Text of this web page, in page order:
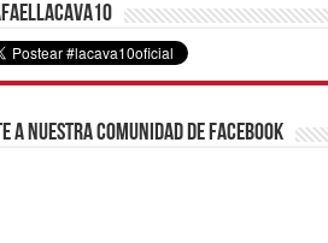
a nuestra comunidad de Facebook